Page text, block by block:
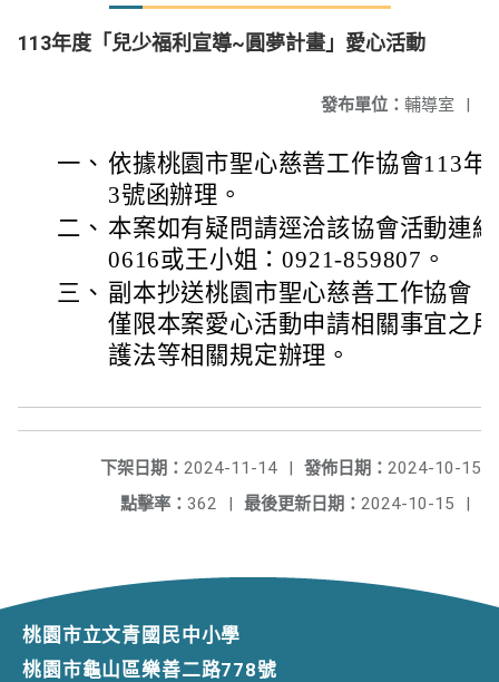
113年度「兒少福利宣導~圓夢計畫」愛心活動
發布單位： 輔導室 |
一、 依據桃園市聖心慈善工作協會113年
3號函辦理。
二、 本案如有疑問請逕洽該協會活動連
0616或王小姐：0921-859807。
三、 副本抄送桃園市聖心慈善工作協會
僅限本案愛心活動申請相關事宜之
護法等相關規定辦理。
發佈日期： 2024-10-15
下架日期： 2024-11-14
|
最後更新日期： 2024-10-15 |
點擊率： 362 |
桃園市立文青國民中小學
桃園市龜山區樂善二路778號